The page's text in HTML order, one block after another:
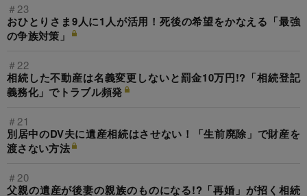
＃23
おひとりさま9人に1人が活用！死後の希望をかなえる「最強
の争族対策」
＃22
相続した不動産は名義変更しないと罰金10万円!?「相続登記
義務化」でトラブル頻発
＃21
別居中のDV夫に遺産相続はさせない！「生前廃除」で財産を
渡さない方法
＃20
父親の遺産が後妻の親族のものになる!?「再婚」が招く相続